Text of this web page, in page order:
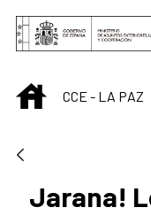
Saltar al contenido
INICIOCCE - LA PAZ
Jarana!